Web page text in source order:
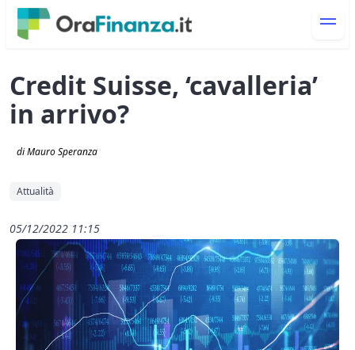
Credit Suisse, ‘cavalleria’
in arrivo?
di Mauro Speranza
Attualità
05/12/2022 11:15